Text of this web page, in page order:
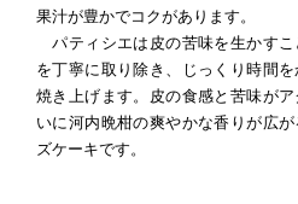
果汁が豊かでコクがあります。
パティシエは皮の苦味を生かす
を丁寧に取り除き、じっくり時間
焼き上げます。皮の食感と苦味が
いに河内晩柑の爽やかな香りが広
ズケーキです。